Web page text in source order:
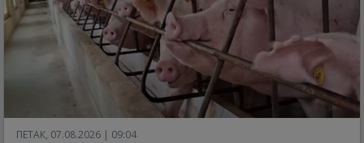
ПЕТАК, 07.08.2026 | 09:04